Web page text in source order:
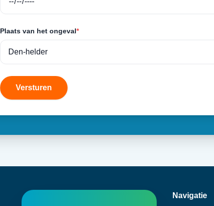
Plaats van het ongeval*
Versturen
Navigatie